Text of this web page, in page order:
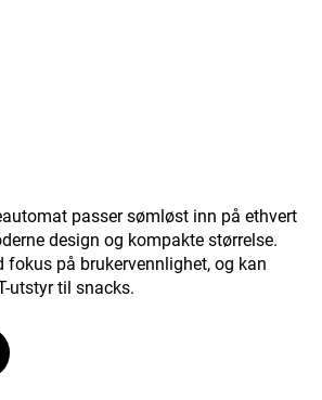
passer sømløst inn på ethvert
design og kompakte størrelse.
fokus på brukervennlighet, og kan
utstyr til snacks.